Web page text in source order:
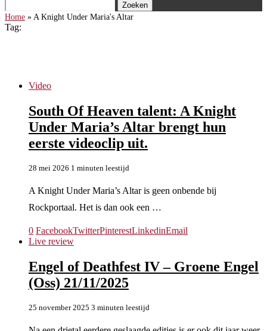
Zoeken
Home » A Knight Under Maria's Altar
Tag:
Video
South Of Heaven talent: A Knight
Under Maria’s Altar brengt hun
eerste videoclip uit.
28 mei 2026 1 minuten leestijd
A Knight Under Maria’s Altar is geen onbende bij
Rockportaal. Het is dan ook een …
0 FacebookTwitterPinterestLinkedinEmail
Live review
Engel of Deathfest IV – Groene Engel
(Oss) 21/11/2025
25 november 2025 3 minuten leestijd